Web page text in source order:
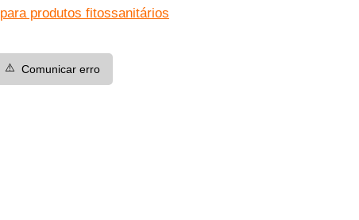
para produtos fitossanitários
⚠️ Comunicar erro